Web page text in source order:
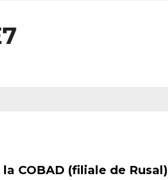
la COBAD (filiale de Rusal)